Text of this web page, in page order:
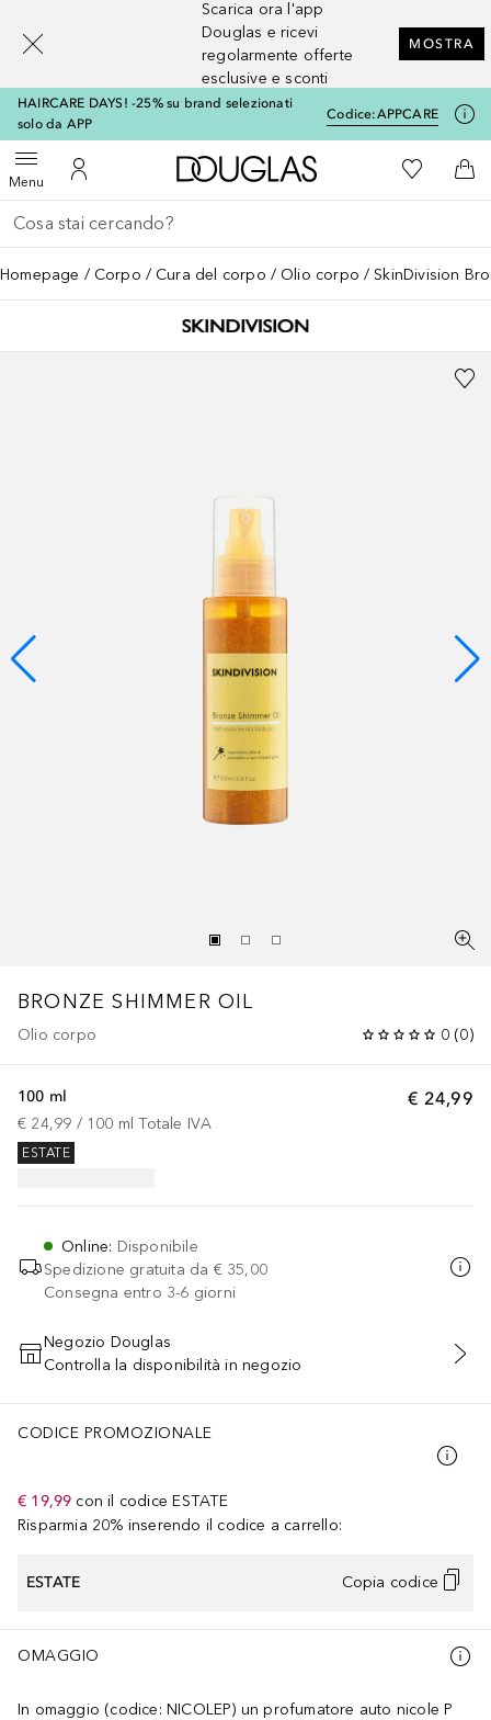
Scarica ora l'app
Douglas e ricevi
regolarmente offerte
esclusive e sconti
MOSTRA
HAIRCARE DAYS! -25% su brand selezionati
solo da APP
Codice:APPCARE
MenuApri menuAl Mio Account
A Douglas HomeAlla Mia
Al
Torna indietro
Esegui ricerca
Homepage Corpo Cura del corpo Olio corpo SkinDivision
BRONZE SHIMMER OIL
Olio corpo 0 (0)
€ 24,99
100 ml
€ 24,99 / 100 ml Totale IVA
ESTATE
Online: Disponibile
Spedizione gratuita da € 35,00
Consegna entro 3-6 giorni
AGGIUNGI AL CARRELLO
Negozio Douglas
Controlla la disponibilità in negozio
CODICE PROMOZIONALE
€ 19,99 con il codice ESTATE
Risparmia 20% inserendo il codice a carrello:
ESTATE Copia codice
OMAGGIO
In omaggio (codice: NICOLEP) un profumatore auto nicole P
[navigation.slideout.screenreader]